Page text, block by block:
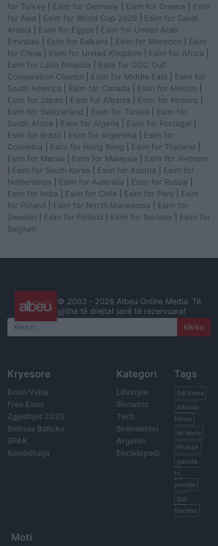
for Turkey
Esim for Germany Esim for Greece
Esim
for Asia
Esim for World Cup 2026
Esim for Saudi
Arabia
Esim for Egypt
Esim for United Arab
Emirates
Esim for Balkans Esim for Morocco
Esim
for China
Esim for United Kingdom Esim for Africa
Esim for Latin America
Esim for GCC Gulf
Cooperation Council
Esim for Middle East
Esim for
South America
Esim for Canada Esim for Mexico
Esim for Japan
Esim for Albania Esim for Kosovo
Esim for Switzerland
Esim for Tunisia
Esim for
South Africa
Esim for Algeria Esim for Portugal
Esim for Brazil
Esim for Argentina
Esim for
Colombia
Esim for Hong Kong Esim for Thailand
Esim for Macau
Esim for Malaysia
Esim for Vietnam
Esim for South Korea Esim for Austria
Esim for
Netherlands
Esim for Australia Esim for Russia
Esim for India
Esim for Chile Esim for Peru
Esim
for Poland
Esim for North Macedonia
Esim for
Sweden
Esim for Finland Esim for Norway
Esim for
Belgium
© 2003 - 2026 Albeu Online Media. Të
gjitha të drejtat janë të rezervuara!
Search
Kryesore
Erion Veliaj
Free Esim
Zgjedhjet 2025
Belinda Balluku
SPAK
Kombëtarja
Kategori
Lifestyle
Showbiz
Tech
Shëndetësi
Argetim
Enciklopedi
Tags
Edi Rama
Albania
News
Ilir Meta
Piranjat
gazeta,
tv,
portale
Sali
Berisha
Moti